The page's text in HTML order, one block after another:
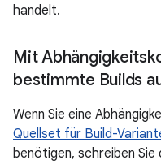
handelt.
Mit
bestimmte Builds
Wenn Sie eine
Quellset für Build-
benötigen, schreiben Sie